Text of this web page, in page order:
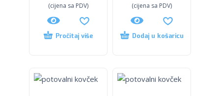
(cijena sa PDV)
Pročitaj više
(cijena sa PDV)
Dodaj u košaricu